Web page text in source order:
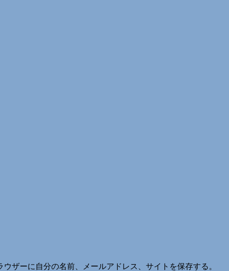
ザーに自分の名前、メールアドレス、サイトを保存する。